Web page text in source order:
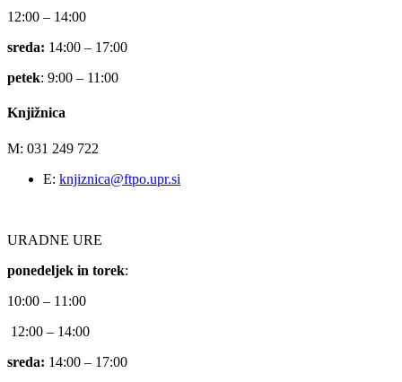
12:00 – 14:00
sreda: 14:00 – 17:00
petek: 9:00 – 11:00
Knjižnica
M: 031 249 722
E: knjiznica@ftpo.upr.si
URADNE URE
ponedeljek in torek:
10:00 – 11:00
12:00 – 14:00
sreda: 14:00 – 17:00